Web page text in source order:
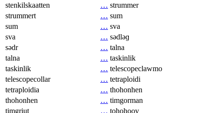
stenkilskaatten
… strummer
strummert
… sum
sum
… sva
sva
… sədləɡ
sədr
… talna
talna
… taskinlik
taskinlik
… telescopeclawmo
telescopecollar
… tetraploidi
tetraploidia
… thohonhen
thohonhen
… timgorman
timgriut
… tohohoov